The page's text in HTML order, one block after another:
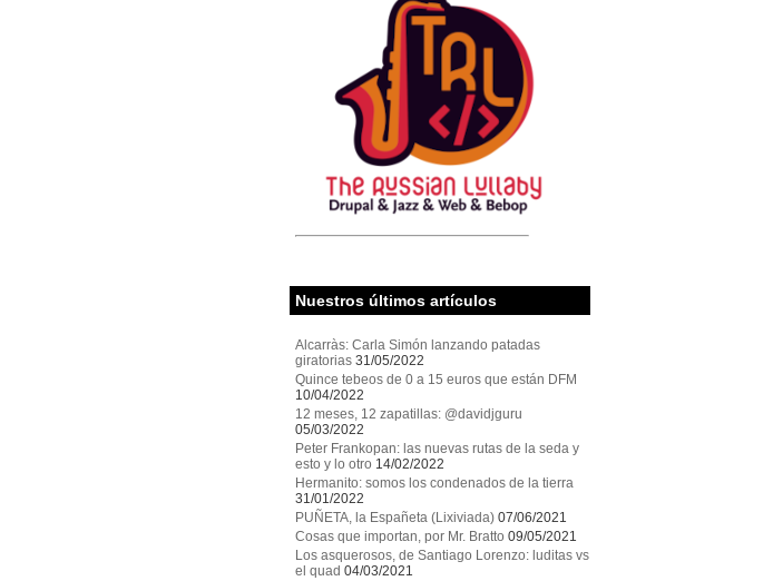
Nuestros últimos artículos
Alcarràs: Carla Simón lanzando patadas
giratorias 31/05/2022
Quince tebeos de 0 a 15 euros que están DFM
10/04/2022
12 meses, 12 zapatillas: @davidjguru
05/03/2022
Peter Frankopan: las nuevas rutas de la seda y
esto y lo otro 14/02/2022
Hermanito: somos los condenados de la tierra
31/01/2022
PUÑETA, la Españeta (Lixiviada) 07/06/2021
Cosas que importan, por Mr. Bratto 09/05/2021
Los asquerosos, de Santiago Lorenzo: luditas vs
el quad 04/03/2021